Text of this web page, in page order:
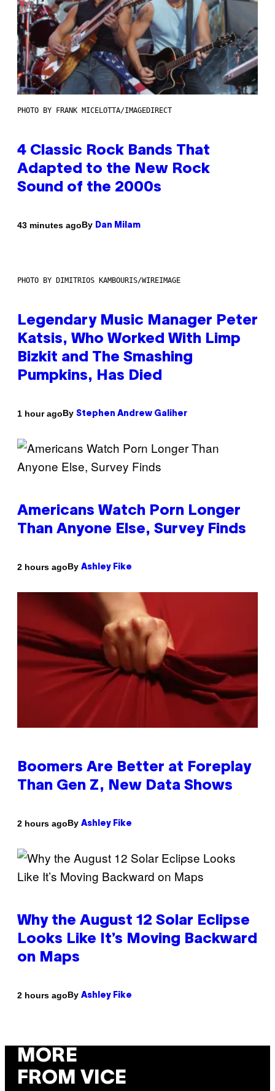
PHOTO BY FRANK MICELOTTA/IMAGEDIRECT
4 Classic Rock Bands That
Adapted to the New Rock
Sound of the 2000s
43 minutes agoBy Dan Milam
PHOTO BY DIMITRIOS KAMBOURIS/WIREIMAGE
Legendary Music Manager Peter
Katsis, Who Worked With Limp
Bizkit and The Smashing
Pumpkins, Has Died
1 hour agoBy Stephen Andrew Galiher
Americans Watch Porn Longer
Than Anyone Else, Survey Finds
2 hours agoBy Ashley Fike
Boomers Are Better at Foreplay
Than Gen Z, New Data Shows
2 hours agoBy Ashley Fike
Why the August 12 Solar Eclipse
Looks Like It’s Moving Backward
on Maps
2 hours agoBy Ashley Fike
MORE
FROM VICE